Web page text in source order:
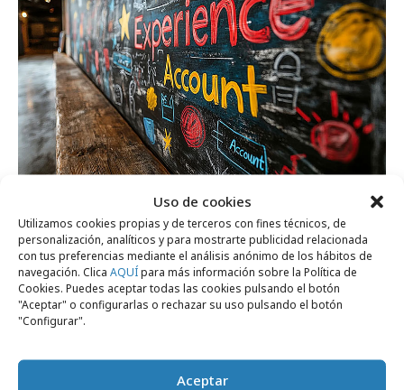
Uso de cookies
Utilizamos cookies propias y de terceros con fines técnicos, de
personalización, analíticos y para mostrarte publicidad relacionada
con tus preferencias mediante el análisis anónimo de los hábitos de
navegación. Clica AQUÍpara más información sobre la Política de
Cookies. Puedes aceptar todas las cookies pulsando el botón
"Aceptar" o configurarlas o rechazar su uso pulsando el botón
"Configurar".
Aceptar
En casa del herrero…
Agencias